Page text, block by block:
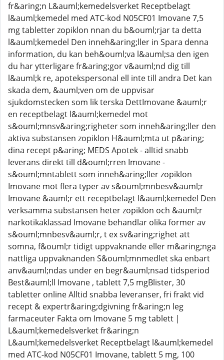
fr&aring;n L&auml;kemedelsverket Receptbelagt
l&auml;kemedel med ATC-kod N05CF01 Imovane 7,5
mg tabletter zopiklon nnan du b&ouml;rjar ta detta
l&auml;kemedel Den inneh&aring;ller in Spara denna
information, du kan beh&ouml;va l&auml;sa den igen
du har ytterligare fr&aring;gor v&auml;nd dig till
l&auml;k re, apotekspersonal ell inte till andra Det kan
skada dem, &auml;ven om de uppvisar
sjukdomstecken som lik terska DettImovane &auml;r
en receptbelagt l&auml;kemedel mot
s&ouml;mnsv&aring;righeter som inneh&aring;ller den
aktiva substansen zopiklon H&auml;mta ut p&aring;
dina recept p&aring; MEDS Apotek - alltid snabb
leverans direkt till d&ouml;rren Imovane -
s&ouml;mntablett som inneh&aring;ller zopiklon
Imovane mot flera typer av s&ouml;mnbesv&auml;r
Imovane &auml;r ett receptbelagt l&auml;kemedel Den
verksamma substansen heter zopiklon och &auml;r
narkotikaklassad Imovane behandlar olika former av
s&ouml;mnbesv&auml;r, t ex sv&aring;righet att
somna, f&ouml;r tidigt uppvaknande eller m&aring;nga
nattliga uppvaknanden S&ouml;mnmedlet ska enbart
anv&auml;ndas under en begr&auml;nsad tidsperiod
Best&auml;ll Imovane , tablett 7,5 mgBlister, 30
tabletter online Alltid snabba leveranser, fri frakt vid
recept & expertr&aring;dgivning fr&aring;n leg
farmaceuter Fakta om Imovane 5 mg tablett |
L&auml;kemedelsverket fr&aring;n
L&auml;kemedelsverket Receptbelagt l&auml;kemedel
med ATC-kod N05CF01 Imovane, tablett 5 mg, 100